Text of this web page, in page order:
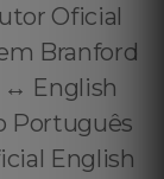
Oficial
Branford
↔️ English
Português
English